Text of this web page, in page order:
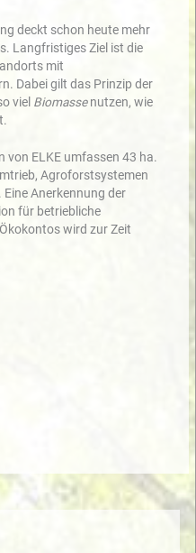
deckt schon heute mehr
Langfristiges Ziel ist die
mit
Dabei gilt das Prinzip der
viel Biomassenutzen, wie
von ELKE umfassen 43 ha.
Agroforstsystemen
Anerkennung der
für betriebliche
wird zur Zeit